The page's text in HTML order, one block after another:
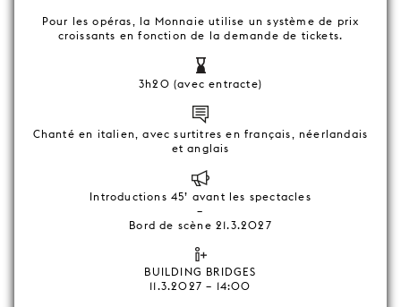
Pour les opéras, la Monnaie utilise un système de prix
croissants en fonction de la demande de tickets.
3h20 (avec entracte)
Chanté en italien, avec surtitres en français, néerlandais
et anglais
Introductions 45’ avant les spectacles
–
Bord de scène 21.3.2027
BUILDING BRIDGES
11.3.2027 – 14:00